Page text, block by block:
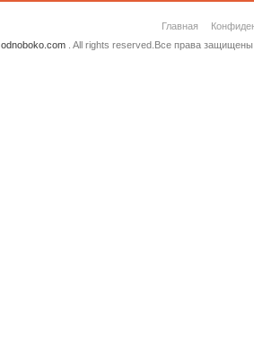
Главная
odnoboko.com. All rights reserved.Все права защищены.